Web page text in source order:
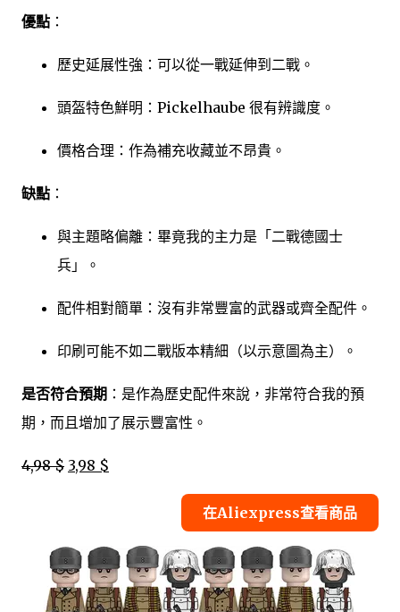
優點 ：
歷史延展性強：可以從一戰延伸到二戰。
頭盔特色鮮明：Pickelhaube 很有辨識度。
價格合理：作為補充收藏並不昂貴。
缺點 ：
與主題略偏離：畢竟我的主力是「二戰德國士
兵」。
配件相對簡單：沒有非常豐富的武器或齊全配件。
印刷可能不如二戰版本精細（以示意圖為主）。
是否符合預期 ：是作為歷史配件來說，非常符合我的預
期，而且增加了展示豐富性。
4,98 $ 3,98 $
在Aliexpress查看商品